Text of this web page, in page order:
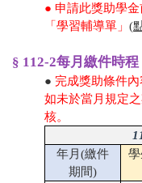
● 申請此獎助學
「學習輔導單」 (
§ 112-2每月繳件時程
● 完成獎助條件
如未於當月規定
核。
年月(繳件
期間)